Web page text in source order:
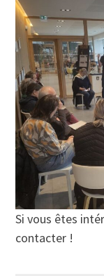
Si vous êtes
contacter !